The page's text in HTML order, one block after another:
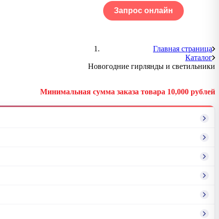
Запрос онлайн
Главная страница
Каталог
Новогодние гирлянды и светильники
Минимальная сумма заказа товара 10,000 рублей